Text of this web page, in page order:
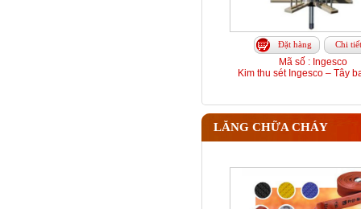
Đặt hàng Chi tiết
Mã số : Ingesco
Kim thu sét Ingesco – Tây
LĂNG CHỮA CHÁY